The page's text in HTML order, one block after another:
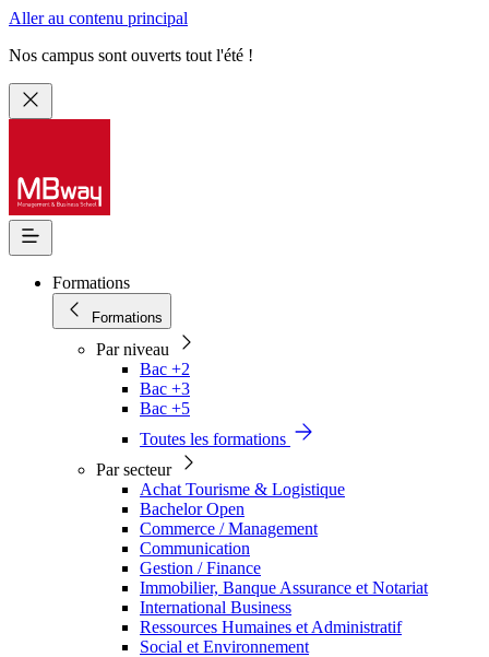
Aller au contenu principal
Nos campus sont ouverts tout l'été !
Formations
Formations
Par niveau
Bac +2
Bac +3
Bac +5
Toutes les formations
Par secteur
Achat Tourisme & Logistique
Bachelor Open
Commerce / Management
Communication
Gestion / Finance
Immobilier, Banque Assurance et Notariat
International Business
Ressources Humaines et Administratif
Social et Environnement